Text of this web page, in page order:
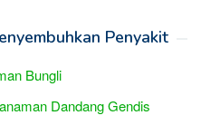
Penyakit
Bungli
Dandang Gendis